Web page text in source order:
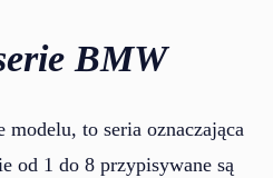
BMW
modelu, to seria oznaczająca
od 1 do 8 przypisywane są